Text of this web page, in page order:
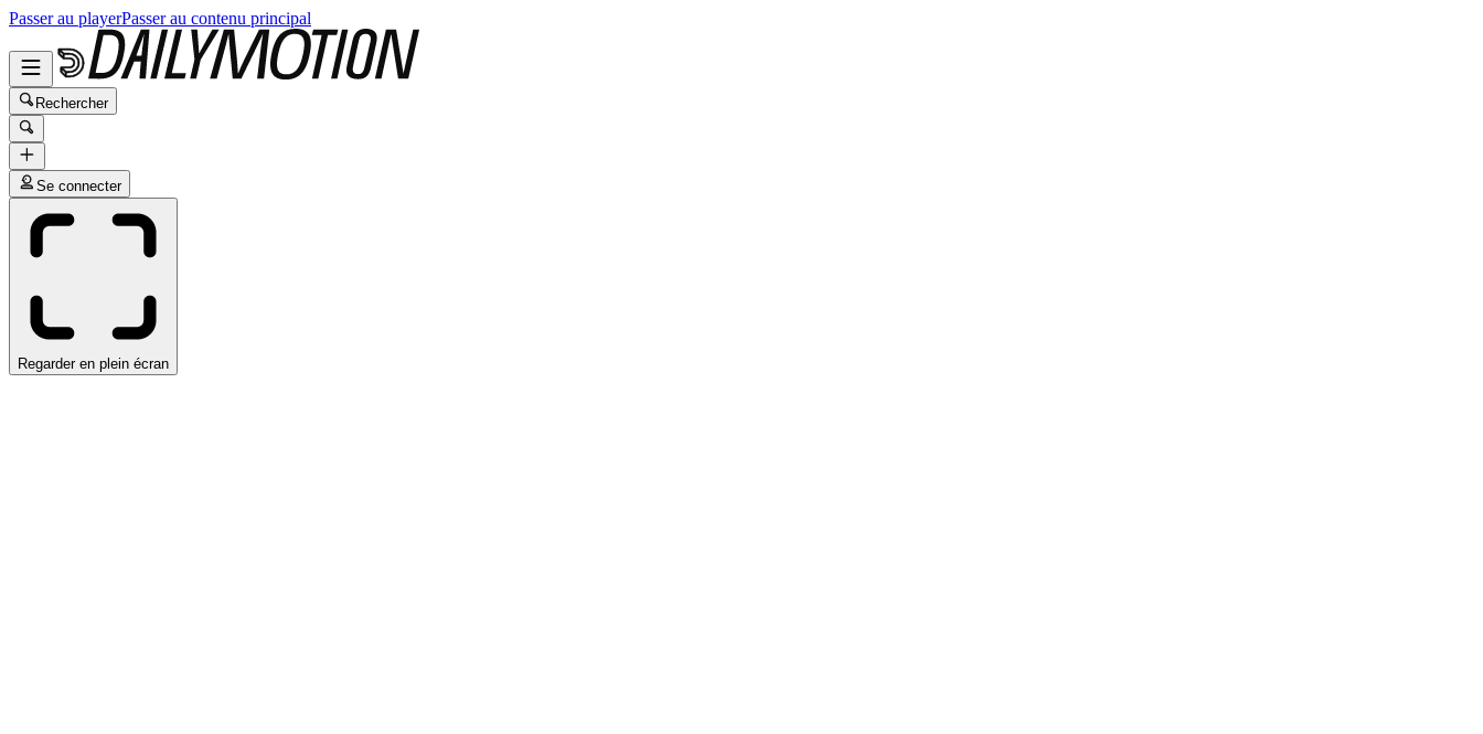
Passer au playerPasser au contenu principal
Rechercher
Se connecter
Regarder en plein écran